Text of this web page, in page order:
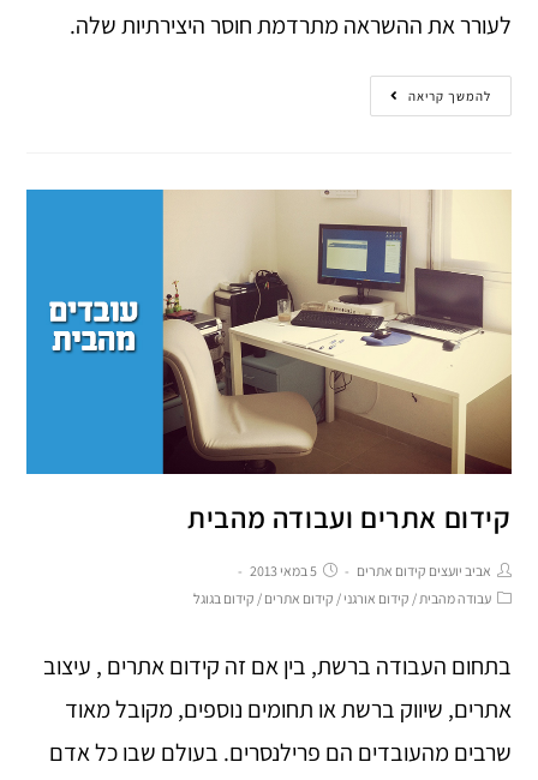
לעורר את ההשראה מתרדמת חוסר היצירתיות שלה.
להמשך קריאה
קידום אתרים ועבודה מהבית
אביב יועצים קידום אתרים
5 במאי 2013
עבודה מהבית / קידום אורגני / קידום אתרים / קידום בגוגל
בתחום העבודה ברשת, בין אם זה קידום אתרים , עיצוב
אתרים, שיווק ברשת או תחומים נוספים, מקובל מאוד
שרבים מהעובדים הם פרילנסרים. בעולם שבו כל אדם